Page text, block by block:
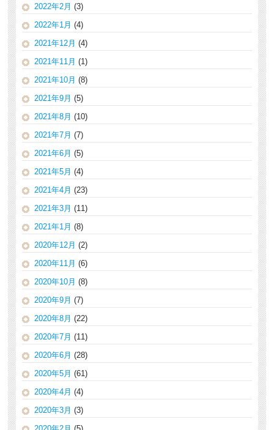
2022年2月 (3)
2022年1月 (4)
2021年12月 (4)
2021年11月 (1)
2021年10月 (8)
2021年9月 (5)
2021年8月 (10)
2021年7月 (7)
2021年6月 (5)
2021年5月 (4)
2021年4月 (23)
2021年3月 (11)
2021年1月 (8)
2020年12月 (2)
2020年11月 (6)
2020年10月 (8)
2020年9月 (7)
2020年8月 (22)
2020年7月 (11)
2020年6月 (28)
2020年5月 (61)
2020年4月 (4)
2020年3月 (3)